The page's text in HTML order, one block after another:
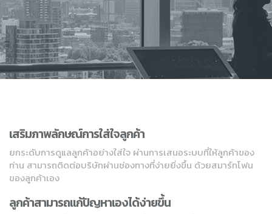
เสริมภาพลักษณ์การใส่ใจลูกค้า
ยกระดับการดูแลลูกค้าอย่างใส่ใจ ผ่านการเสนอระบบที่ให้ลูกค้าของ
ท่าน สามารถติดต่อบริษัทผ่านช่องทางที่ง่ายยิ่งขึ้น ด้วยสมาร์ทโฟน
ของลูกค้าเอง
ลูกค้าสามารถแก้ปัญหาเองได้ง่ายขึ้น